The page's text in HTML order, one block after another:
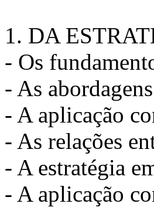
1. DA
- Os
- As
- A aplicação
- As relações
- A estratégia
- A aplicação